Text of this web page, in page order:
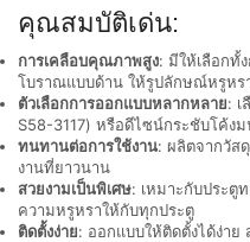
คุณสมบัติเด่น:
การเคลือบคุณภาพสูง: มีให้เลือกทั้
โบราณแบบด้าน ให้รูปลักษณ์หรูหร
ตัวเลือกการออกแบบหลากหลาย: เ
S58-3117) หรือดีไซน์กระชับโค้งม
ทนทานต่อการใช้งาน: ผลิตจากวัส
งานที่ยาวนาน
สวยงามเป็นพิเศษ: เหมาะกับประตู
ความหรูหราให้กับทุกประตู
ติดตั้งง่าย: ออกแบบให้ติดตั้งได้ง่าย